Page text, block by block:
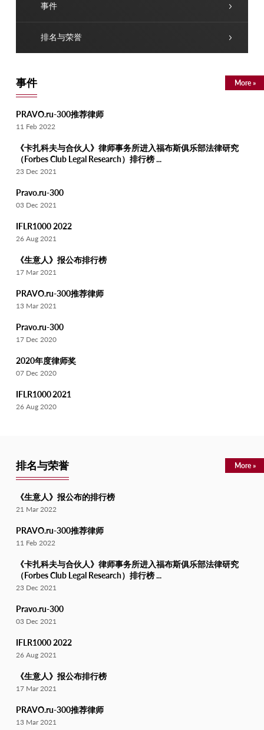
事件
排名与荣誉
事件 More »
PRAVO.ru-300推荐律师
11 Feb 2022
《卡扎科夫与合伙人》律师事务所进入福布斯俱乐部法律研究
（Forbes Club Legal Research）排行榜 ...
23 Dec 2021
Pravo.ru-300
03 Dec 2021
IFLR1000 2022
26 Aug 2021
《生意人》报公布排行榜
17 Mar 2021
PRAVO.ru-300推荐律师
13 Mar 2021
Pravo.ru-300
17 Dec 2020
2020年度律师奖
07 Dec 2020
IFLR1000 2021
26 Aug 2020
排名与荣誉 More »
《生意人》报公布的排行榜
21 Mar 2022
PRAVO.ru-300推荐律师
11 Feb 2022
《卡扎科夫与合伙人》律师事务所进入福布斯俱乐部法律研究
（Forbes Club Legal Research）排行榜 ...
23 Dec 2021
Pravo.ru-300
03 Dec 2021
IFLR1000 2022
26 Aug 2021
《生意人》报公布排行榜
17 Mar 2021
PRAVO.ru-300推荐律师
13 Mar 2021